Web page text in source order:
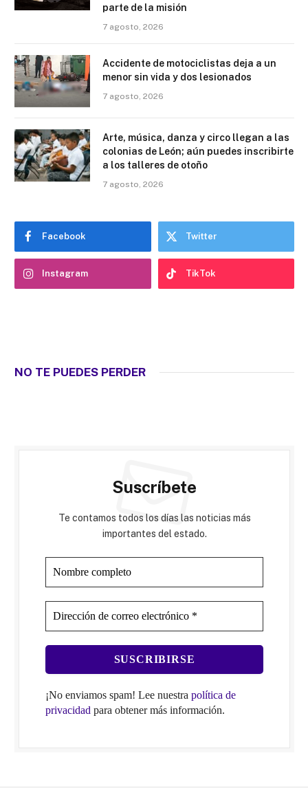
parte de la misión
7 agosto, 2026
Accidente de motociclistas deja a un
menor sin vida y dos lesionados
7 agosto, 2026
Arte, música, danza y circo llegan a las
colonias de León; aún puedes inscribirte
a los talleres de otoño
7 agosto, 2026
Facebook Twitter
Instagram TikTok
NO TE PUEDES PERDER
Suscríbete
Te contamos todos los días las noticias más
importantes del estado.
¡No enviamos spam! Lee nuestra política de
privacidad para obtener más información.